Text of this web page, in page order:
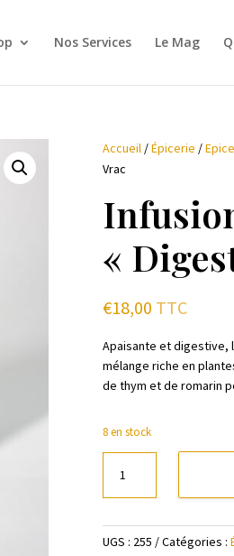
Nos Services Le Mag
Accueil /Épicerie /
Vrac
«
€18,00 TTC
Apaisante et digestive,
mélange riche en
de thym et de romarin
8 en stock
Infusion
Bio
"Digestif"
UGS : 255 Catégories :